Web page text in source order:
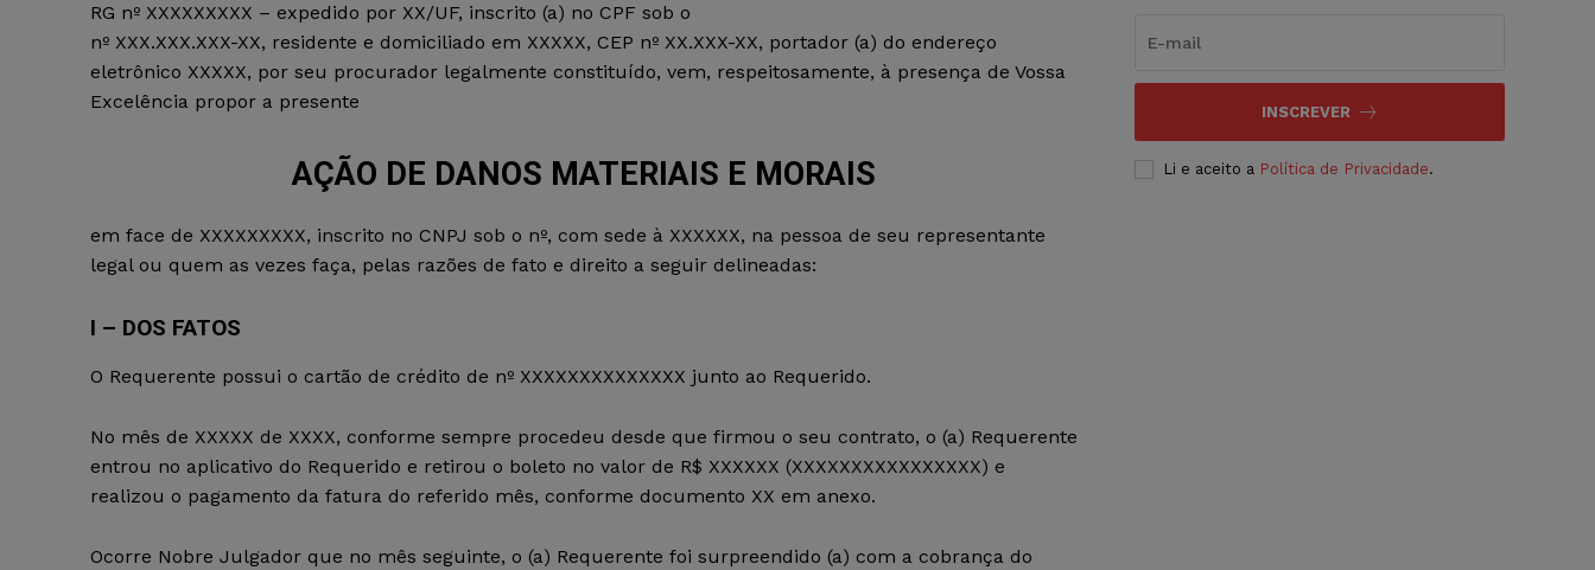
RG nº XXXXXXXXX – expedido por XX/UF, inscrito (a) no CPF sob o
nº XXX.XXX.XXX-XX, residente e domiciliado em XXXXX, CEP nº XX.XXX-XX, portador (a) do endereço
eletrônico XXXXX, por seu procurador legalmente constituído, vem, respeitosamente, à presença de Vossa
Excelência propor a presente
AÇÃO DE DANOS MATERIAIS E MORAIS
em face de XXXXXXXXX, inscrito no CNPJ sob o nº, com sede à XXXXXX, na pessoa de seu representante
legal ou quem as vezes faça, pelas razões de fato e direito a seguir delineadas:
I – DOS FATOS
O Requerente possui o cartão de crédito de nº XXXXXXXXXXXXXX junto ao Requerido.
No mês de XXXXX de XXXX, conforme sempre procedeu desde que firmou o seu contrato, o (a) Requerente
entrou no aplicativo do Requerido e retirou o boleto no valor de R$ XXXXXX (XXXXXXXXXXXXXXXX) e
realizou o pagamento da fatura do referido mês, conforme documento XX em anexo.
Ocorre Nobre Julgador que no mês seguinte, o (a) Requerente foi surpreendido (a) com a cobrança do
INSCREVER
Li e aceito a Política de Privacidade.